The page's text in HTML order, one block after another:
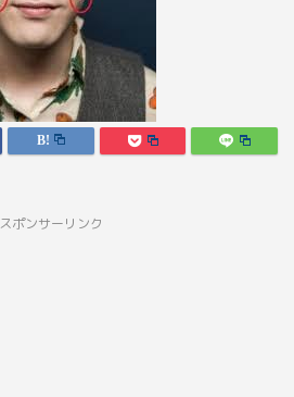
スポンサーリンク